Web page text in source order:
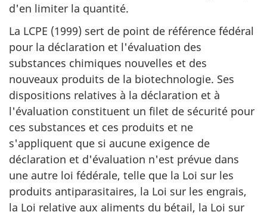
d'en limiter la quantité.
La LCPE (1999) sert de point de référence fédéral
pour la déclaration et l'évaluation des
substances chimiques nouvelles et des
nouveaux produits de la biotechnologie. Ses
dispositions relatives à la déclaration et à
l'évaluation constituent un filet de sécurité pour
ces substances et ces produits et ne
s'appliquent que si aucune exigence de
déclaration et d'évaluation n'est prévue dans
une autre loi fédérale, telle que la Loi sur les
produits antiparasitaires, la Loi sur les engrais,
la Loi relative aux aliments du bétail, la Loi sur